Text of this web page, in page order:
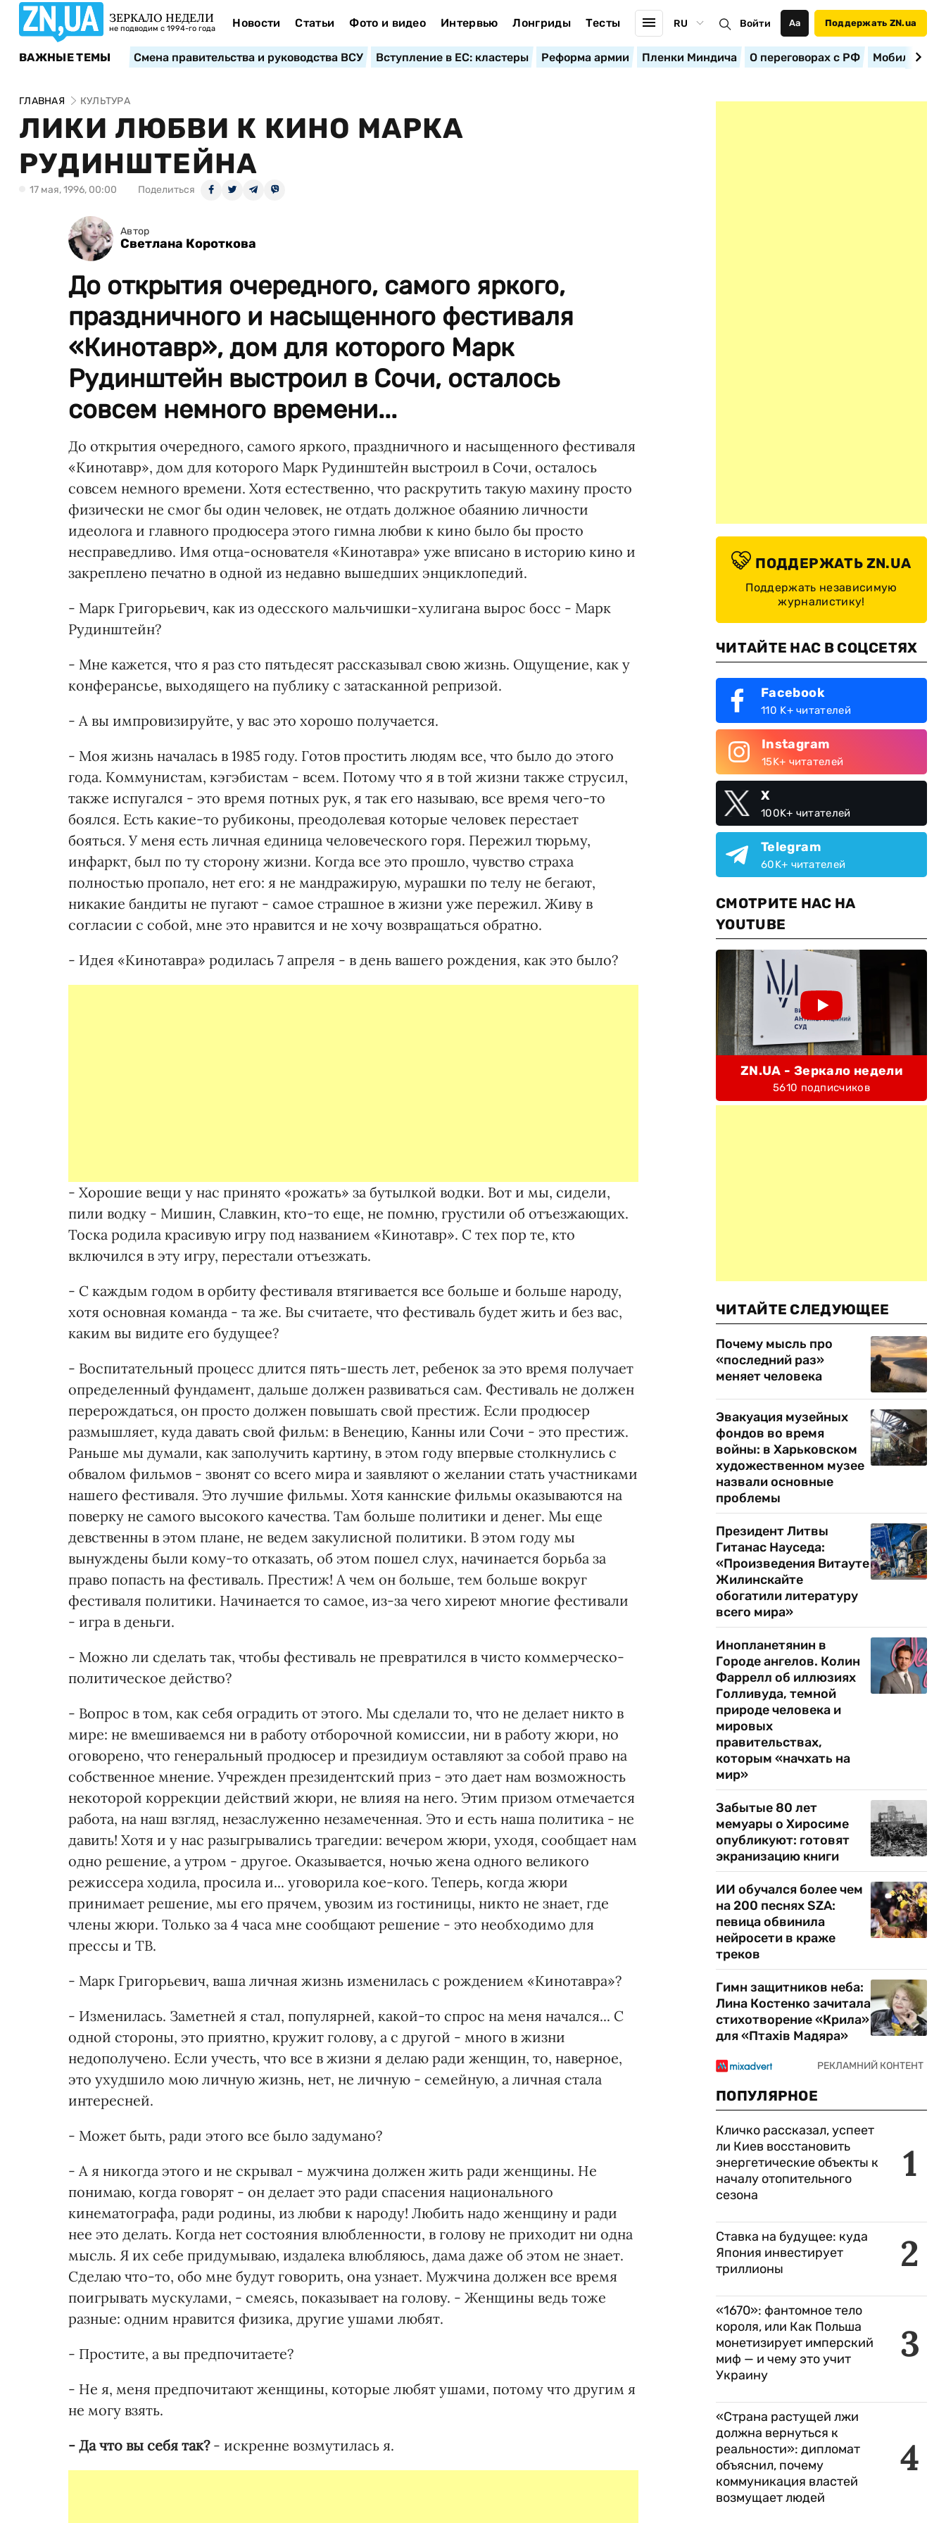
ЗЕРКАЛО НЕДЕЛИ
не подводим с 1994-го года Новости Статьи Фото и видео Интервью Лонгриды Тесты RU Войти Аа Поддержать ZN.ua
ВАЖНЫЕ ТЕМЫ Смена правительства и руководства ВСУ Вступление в ЕС: кластеры Реформа армии Пленки Миндича О переговорах с РФ
ГЛАВНАЯ КУЛЬТУРА
ЛИКИ ЛЮБВИ К КИНО МАРКА
РУДИНШТЕЙНА
17 мая, 1996, 00:00 Поделиться
Автор
Светлана Короткова
До открытия очередного, самого яркого,
праздничного и насыщенного фестиваля
«Кинотавр», дом для которого Марк
Рудинштейн выстроил в Сочи, осталось
совсем немного времени...
До открытия очередного, самого яркого, праздничного и насыщенного фестиваля
«Кинотавр», дом для которого Марк Рудинштейн выстроил в Сочи, осталось
совсем немного времени. Хотя естественно, что раскрутить такую махину просто
физически не смог бы один человек, не отдать должное обаянию личности
идеолога и главного продюсера этого гимна любви к кино было бы просто
несправедливо. Имя отца-основателя «Кинотавра» уже вписано в историю кино и
закреплено печатно в одной из недавно вышедших энциклопедий.
- Марк Григорьевич, как из одесского мальчишки-хулигана вырос босс - Марк
Рудинштейн?
- Мне кажется, что я раз сто пятьдесят рассказывал свою жизнь. Ощущение, как у
конферансье, выходящего на публику с затасканной репризой.
- А вы импровизируйте, у вас это хорошо получается.
- Моя жизнь началась в 1985 году. Готов простить людям все, что было до этого
года. Коммунистам, кэгэбистам - всем. Потому что я в той жизни также струсил,
также испугался - это время потных рук, я так его называю, все время чего-то
боялся. Есть какие-то рубиконы, преодолевая которые человек перестает
бояться. У меня есть личная единица человеческого горя. Пережил тюрьму,
инфаркт, был по ту сторону жизни. Когда все это прошло, чувство страха
полностью пропало, нет его: я не мандражирую, мурашки по телу не бегают,
никакие бандиты не пугают - самое страшное в жизни уже пережил. Живу в
согласии с собой, мне это нравится и не хочу возвращаться обратно.
- Идея «Кинотавра» родилась 7 апреля - в день вашего рождения, как это было?
- Хорошие вещи у нас принято «рожать» за бутылкой водки. Вот и мы, сидели,
пили водку - Мишин, Славкин, кто-то еще, не помню, грустили об отъезжающих.
Тоска родила красивую игру под названием «Кинотавр». С тех пор те, кто
включился в эту игру, перестали отъезжать.
- С каждым годом в орбиту фестиваля втягивается все больше и больше народу,
хотя основная команда - та же. Вы считаете, что фестиваль будет жить и без вас,
каким вы видите его будущее?
- Воспитательный процесс длится пять-шесть лет, ребенок за это время получает
определенный фундамент, дальше должен развиваться сам. Фестиваль не должен
перерождаться, он просто должен повышать свой престиж. Если продюсер
размышляет, куда давать свой фильм: в Венецию, Канны или Сочи - это престиж.
Раньше мы думали, как заполучить картину, в этом году впервые столкнулись с
обвалом фильмов - звонят со всего мира и заявляют о желании стать участниками
нашего фестиваля. Это лучшие фильмы. Хотя каннские фильмы оказываются на
поверку не самого высокого качества. Там больше политики и денег. Мы еще
девственны в этом плане, не ведем закулисной политики. В этом году мы
вынуждены были кому-то отказать, об этом пошел слух, начинается борьба за
право попасть на фестиваль. Престиж! А чем он больше, тем больше вокруг
фестиваля политики. Начинается то самое, из-за чего хиреют многие фестивали
- игра в деньги.
- Можно ли сделать так, чтобы фестиваль не превратился в чисто коммерческо-
политическое действо?
- Вопрос в том, как себя оградить от этого. Мы сделали то, что не делает никто в
мире: не вмешиваемся ни в работу отборочной комиссии, ни в работу жюри, но
оговорено, что генеральный продюсер и президиум оставляют за собой право на
собственное мнение. Учрежден президентский приз - это дает нам возможность
некоторой коррекции действий жюри, не влияя на него. Этим призом отмечается
работа, на наш взгляд, незаслуженно незамеченная. Это и есть наша политика - не
давить! Хотя и у нас разыгрывались трагедии: вечером жюри, уходя, сообщает нам
одно решение, а утром - другое. Оказывается, ночью жена одного великого
режиссера ходила, просила и... уговорила кое-кого. Теперь, когда жюри
принимает решение, мы его прячем, увозим из гостиницы, никто не знает, где
члены жюри. Только за 4 часа мне сообщают решение - это необходимо для
прессы и ТВ.
- Марк Григорьевич, ваша личная жизнь изменилась с рождением «Кинотавра»?
- Изменилась. Заметней я стал, популярней, какой-то спрос на меня начался... С
одной стороны, это приятно, кружит голову, а с другой - много в жизни
недополучено. Если учесть, что все в жизни я делаю ради женщин, то, наверное,
это ухудшило мою личную жизнь, нет, не личную - семейную, а личная стала
интересней.
- Может быть, ради этого все было задумано?
- А я никогда этого и не скрывал - мужчина должен жить ради женщины. Не
понимаю, когда говорят - он делает это ради спасения национального
кинематографа, ради родины, из любви к народу! Любить надо женщину и ради
нее это делать. Когда нет состояния влюбленности, в голову не приходит ни одна
мысль. Я их себе придумываю, издалека влюбляюсь, дама даже об этом не знает.
Сделаю что-то, обо мне будут говорить, она узнает. Мужчина должен все время
поигрывать мускулами, - смеясь, показывает на голову. - Женщины ведь тоже
разные: одним нравится физика, другие ушами любят.
- Простите, а вы предпочитаете?
- Не я, меня предпочитают женщины, которые любят ушами, потому что другим я
не могу взять.
- Да что вы себя так?- искренне возмутилась я.
ПОДДЕРЖАТЬ ZN.UA
Поддержать независимую
журналистику!
ЧИТАЙТЕ НАС В СОЦСЕТЯХ
Facebook
110 K+ читателей
Instagram
15K+ читателей
X
100K+ читателей
Telegram
60K+ читателей
СМОТРИТЕ НАС НА
YOUTUBE
ZN.UA - Зеркало недели
5610 подписчиков
ЧИТАЙТЕ СЛЕДУЮЩЕЕ
Почему мысль про
«последний раз»
меняет человека
Эвакуация музейных
фондов во время
войны: в Харьковском
художественном музее
назвали основные
проблемы
Президент Литвы
Гитанас Науседа:
«Произведения Витауте
Жилинскайте
обогатили литературу
всего мира»
Инопланетянин в
Городе ангелов. Колин
Фаррелл об иллюзиях
Голливуда, темной
природе человека и
мировых
правительствах,
которым «начхать на
мир»
Забытые 80 лет
мемуары о Хиросиме
опубликуют: готовят
экранизацию книги
ИИ обучался более чем
на 200 песнях SZA:
певица обвинила
нейросети в краже
треков
Гимн защитников неба:
Лина Костенко зачитала
стихотворение «Крила»
для «Птахів Мадяра»
ПОПУЛЯРНОЕ
1
Кличко рассказал, успеет
ли Киев восстановить
энергетические объекты к
началу отопительного
сезона
2
Ставка на будущее: куда
Япония инвестирует
триллионы
3
«1670»: фантомное тело
короля, или Как Польша
монетизирует имперский
миф — и чему это учит
Украину
4
«Страна растущей лжи
должна вернуться к
реальности»: дипломат
объяснил, почему
коммуникация властей
возмущает людей